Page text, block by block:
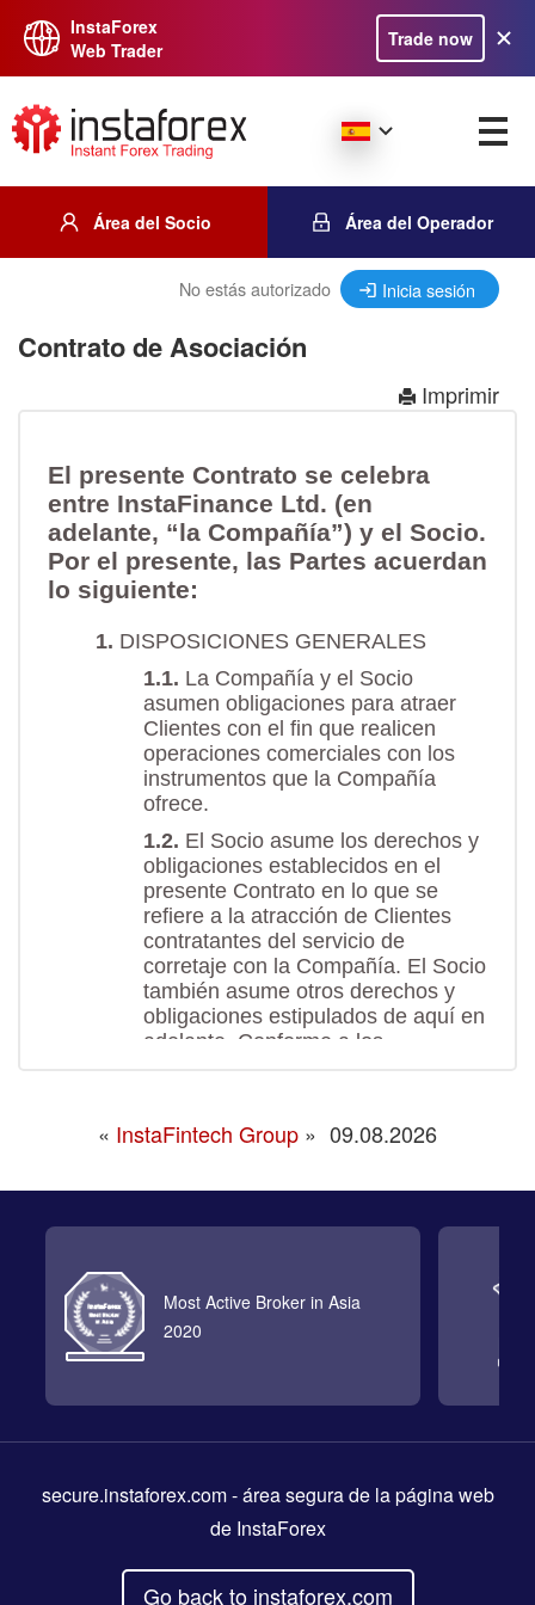
InstaForex
Web Trader
Trade now
Área del Socio Área del Operador
No estás autorizado Inicia sesión
Contrato de Asociación
Imprimir
« InstaFintech Group » 09.08.2026
Most Active Broker in Asia
2020
secure.instaforex.com- área segura de la página web
de InstaForex
Go back to instaforex.com